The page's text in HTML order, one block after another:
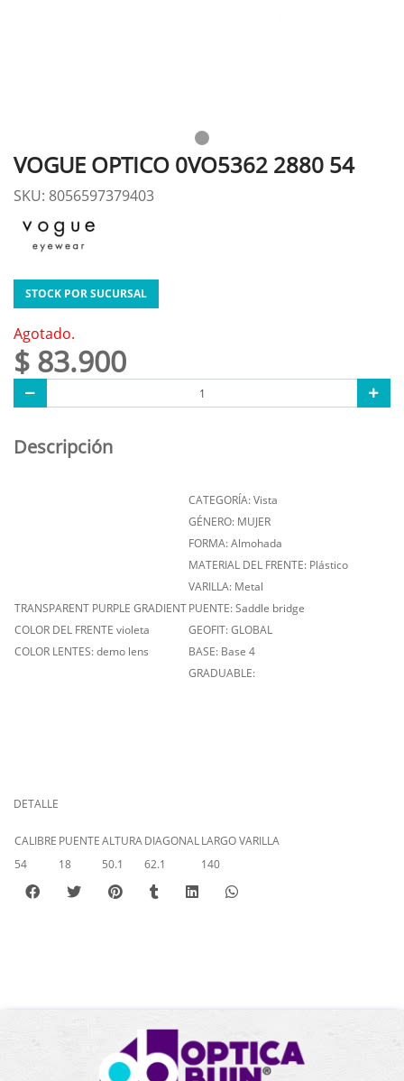
VOGUE OPTICO 0VO5362 2880 54
SKU: 8056597379403
STOCK POR SUCURSAL
Agotado.
$ 83.900
Descripción
TRANSPARENT PURPLE GRADIENT
COLOR DEL FRENTE violeta
COLOR LENTES: demo lens
CATEGORÍA: Vista
GÉNERO: MUJER
FORMA: Almohada
MATERIAL DEL FRENTE: Plástico
VARILLA: Metal
PUENTE: Saddle bridge
GEOFIT: GLOBAL
BASE: Base 4
GRADUABLE:
DETALLE
CALIBRE PUENTEALTURADIAGONALLARGO VARILLA
54
18 50.1 62.1 140